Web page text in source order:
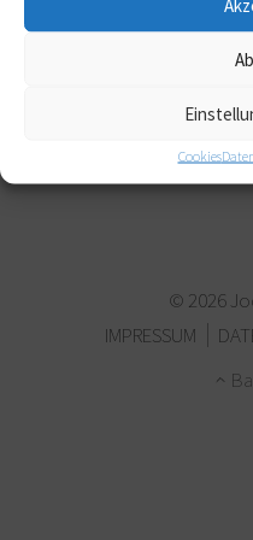
Cookies
Ausstellungsansicht
Berlin 2021, Foto: K. Fuchs
2021, Photo: K. Fuchs
© 2026
IMPRESSUM